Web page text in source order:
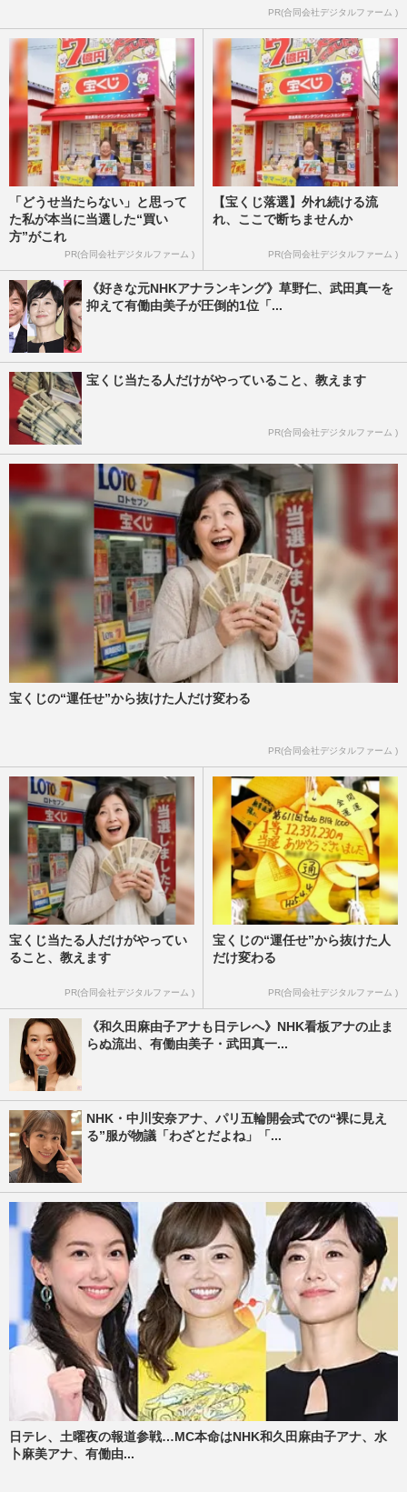
PR(合同会社デジタルファーム )
「どうせ当たらない」と思って
た私が本当に当選した“買い
方”がこれ
PR(合同会社デジタルファーム )
【宝くじ落選】外れ続ける流
れ、ここで断ちませんか
PR(合同会社デジタルファーム )
《好きな元NHKアナランキング》草野仁、武田真一を
抑えて有働由美子が圧倒的1位「...
宝くじ当たる人だけがやっていること、教えます
PR(合同会社デジタルファーム )
宝くじの“運任せ”から抜けた人だけ変わる
PR(合同会社デジタルファーム )
宝くじ当たる人だけがやってい
ること、教えます
PR(合同会社デジタルファーム )
宝くじの“運任せ”から抜けた人
だけ変わる
PR(合同会社デジタルファーム )
《和久田麻由子アナも日テレへ》NHK看板アナの止ま
らぬ流出、有働由美子・武田真一...
NHK・中川安奈アナ、パリ五輪開会式での“裸に見え
る”服が物議「わざとだよね」「...
日テレ、土曜夜の報道参戦…MC本命はNHK和久田麻由子アナ、水
卜麻美アナ、有働由...